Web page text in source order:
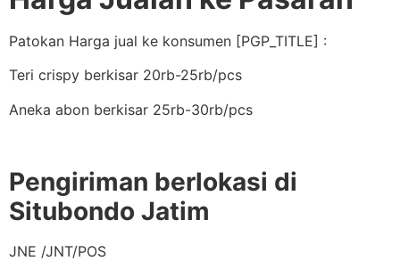
Patokan Harga jual ke konsumen [PGP_TITLE] :
Teri crispy berkisar 20rb-25rb/pcs
Aneka abon berkisar 25rb-30rb/pcs
Pengiriman berlokasi di
Situbondo Jatim
JNE /JNT/POS